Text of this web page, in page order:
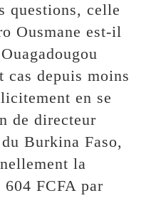
questions, celle
Ousmane est-il
cas depuis moins
en se
de directeur
Burkina Faso,
la
604 FCFA par